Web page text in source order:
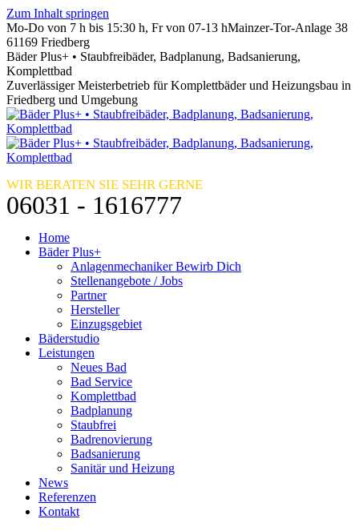
Zum Inhalt springen
Mo-Do von 7 h bis 15:30 h, Fr von 07-13 hMainzer-Tor-Anlage 38
61169 Friedberg
Bäder Plus+ • Staubfreibäder, Badplanung, Badsanierung,
Komplettbad
Zuverlässiger Meisterbetrieb für Komplettbäder und Heizungsbau in
Friedberg und Umgebung
WIR BERATEN SIE SEHR GERNE
06031 - 1616777
Home
Bäder Plus+
Anlagenmechaniker Bewirb Dich
Stellenangebote / Jobs
Partner
Hersteller
Einzugsgebiet
Bäderstudio
Leistungen
Neues Bad
Bad Service
Komplettbad
Badplanung
Staubfrei
Badrenovierung
Badsanierung
Sanitär und Heizung
News
Referenzen
Kontakt